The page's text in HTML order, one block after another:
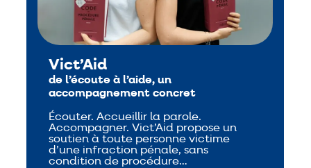
Vict’Aid
de l’écoute à l’aide,un
accompagnement concret
Écouter. Accueillir la parole.
Accompagner. Vict’Aid propose un
soutien à toute personne victime
d’une infraction pénale, sans
condition de procédure…